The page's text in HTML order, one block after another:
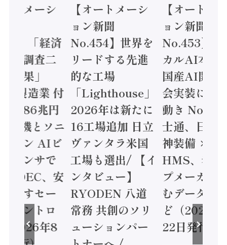
トメーシ
】「経済
態調査二
結果」
年製造業 付
額86兆円
電機とソニ
コン AIビ
センサで
/ IDEC、安
かすセー
コントロ
2026年8
【オートメーシ
ョン新聞
No.454】世界を
リードする先進
的な工場
「Lighthouse」
2026年は新たに
16工場追加 日立
ヴァンタラ米国
工場も選出/ 【イ
ンタビュー】
RYODEN 八道
常務 共創のソリ
ューションパー
【オートメ
ョン新聞
No.453】フ
カルAI本格
国産AI開発
会実装に活
動き
士通、日立
神装備 ×
HMS、老舗
プメーカー
むデータ活
ど（2026年
22日発行）